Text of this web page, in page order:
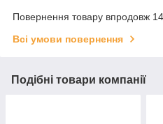
Повернення товару впродовж
Всі умови повернення
Подібні товари компанії